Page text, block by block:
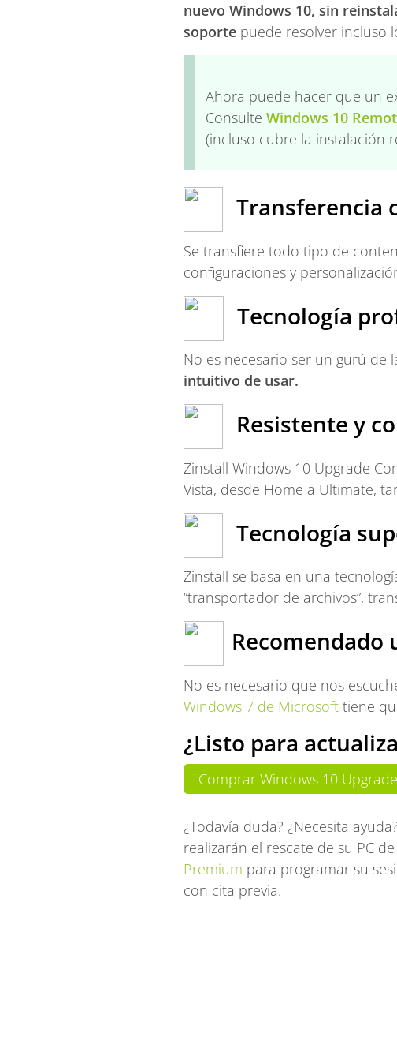
nuevo Windows 10, sin
soportepuede resolver incluso
Ahora puede hacer que un
Consulte Windows 10
(incluso cubre la instalación
Transferencia
Se transfiere todo tipo de
configuraciones y
Tecnología
No es necesario ser un gurú de
intuitivo de usar.
Resistente y
Zinstall Windows 10 Upgrade
Vista, desde Home a Ultimate,
Tecnología
Zinstall se basa en una
“transportador de archivos”,
No es necesario que nos
Windows 7 de Microsofttiene
¿Listo para
Comprar Windows 10
¿Todavía duda? ¿Necesita
realizarán el rescate de su PC
Premium para programar su
con cita previa.